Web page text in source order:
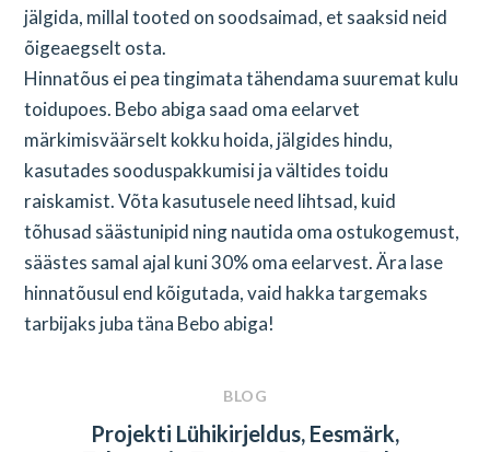
jälgida, millal tooted on soodsaimad, et saaksid neid
õigeaegselt osta.
Hinnatõus ei pea tingimata tähendama suuremat kulu
toidupoes. Bebo abiga saad oma eelarvet
märkimisväärselt kokku hoida, jälgides hindu,
kasutades sooduspakkumisi ja vältides toidu
raiskamist. Võta kasutusele need lihtsad, kuid
tõhusad säästunipid ning nautida oma ostukogemust,
säästes samal ajal kuni 30% oma eelarvest. Ära lase
hinnatõusul end kõigutada, vaid hakka targemaks
tarbijaks juba täna Bebo abiga!
BLOG
Projekti Lühikirjeldus, Eesmärk,